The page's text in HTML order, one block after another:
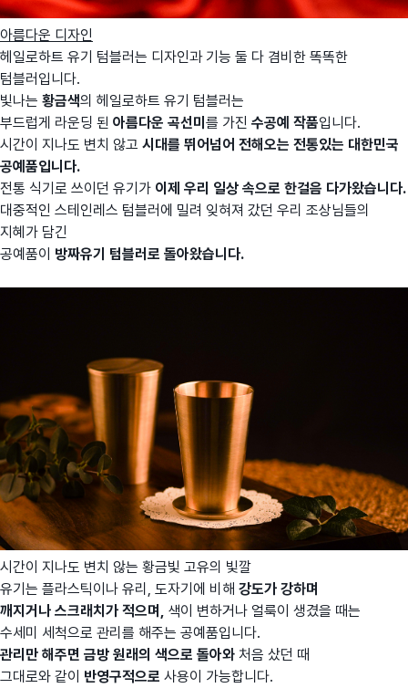
아름다운 디자인
헤일로하트 유기 텀블러는 디자인과 기능 둘 다 겸비한 똑똑한
텀블러입니다.
빛나는 황금색의 헤일로하트 유기 텀블러는
부드럽게 라운딩 된 아름다운 곡선미 를 가진 수공예 작품입니다.
시간이 지나도 변치 않고 시대를 뛰어넘어 전해오는 전통있는 대한민국
공예품입니다.
전통 식기로 쓰이던 유기가 이제 우리 일상 속으로 한걸음 다가왔습니다.
대중적인 스테인레스 텀블러에 밀려 잊혀져 갔던 우리 조상님들의
지혜가 담긴
공예품이 방짜유기 텀블러로 돌아왔습니다.
시간이 지나도 변치 않는 황금빛 고유의 빛깔
유기는 플라스틱이나 유리, 도자기에 비해 강도가 강하며
깨지거나 스크래치가 적으며, 색이 변하거나 얼룩이 생겼을 때는
수세미 세척으로 관리를 해주는 공예품입니다.
관리만 해주면 금방 원래의 색으로 돌아와 처음 샀던 때
그대로와 같이 반영구적으로 사용이 가능합니다.